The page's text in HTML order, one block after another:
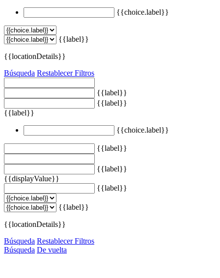
{{choice.label}}
{{label}}
{{locationDetails}}
Búsqueda Restablecer Filtros
{{label}}
{{label}}
{{label}}
{{choice.label}}
{{label}}
{{label}}
{{displayValue}}
{{label}}
{{label}}
{{locationDetails}}
Búsqueda Restablecer Filtros
Búsqueda De vuelta